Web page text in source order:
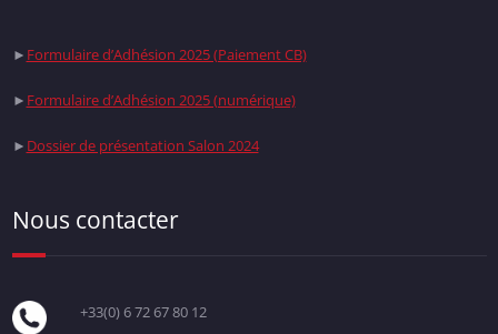
► Formulaire d’Adhésion 2025 (Paiement CB)
► Formulaire d’Adhésion 2025 (numérique)
► Dossier de présentation Salon 2024
Nous contacter
+33(0) 6 72 67 80 12